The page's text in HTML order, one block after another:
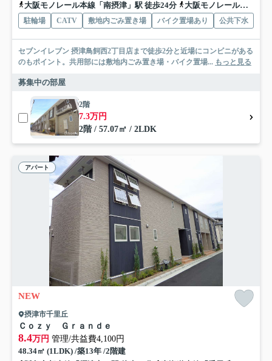
大阪モノレール本線「南摂津」駅 徒歩24分
大阪モノレール本線「摂津」駅 徒歩40分
駐輪場 CATV 敷地内ごみ置き場 バイク置場あり 公共下水
セブンイレブン 摂津鳥飼西2丁目店まで徒歩2分と近場にコンビニがある
のもポイント。共用部には敷地内ごみ置き場・バイク置場... もっと見る
募集中の部屋
2階
7.3万円
2階 / 57.07㎡ / 2LDK
アパート
NEW
摂津市千里丘
Ｃｏｚｙ Ｇｒａｎｄｅ
8.4万円 管理/共益費4,100円
48.34㎡ (1LDK) /築13年 /2階建